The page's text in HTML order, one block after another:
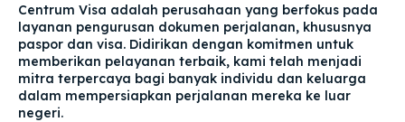
Centrum Visa adalah perusahaan yang berfokus pada
layanan pengurusan dokumen perjalanan, khususnya
paspor dan visa. Didirikan dengan komitmen untuk
memberikan pelayanan terbaik, kami telah menjadi
mitra terpercaya bagi banyak individu dan keluarga
dalam mempersiapkan perjalanan mereka ke luar
negeri.